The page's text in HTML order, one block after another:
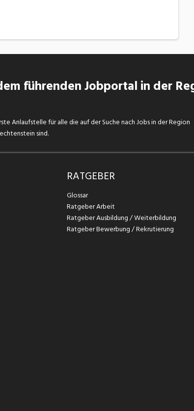
führenden Jobportal in der
Anlaufstelle für alle die auf der Suche nach Jobs in der Region
sind.
RATGEBER
Glossar
Ratgeber Arbeit
Ratgeber Ausbildung / Weiterbildung
Ratgeber Bewerbung / Rekrutierung